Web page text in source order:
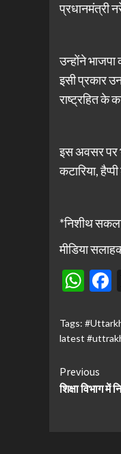
प्रधानमंत्री
उन्होंने
इसी प्रकार
राष्ट्रहित
इस अवसर पर
कटारिया,
*निशीथ
मीडिया
Tags:
latest
Previous
शिक्षा विभाग में